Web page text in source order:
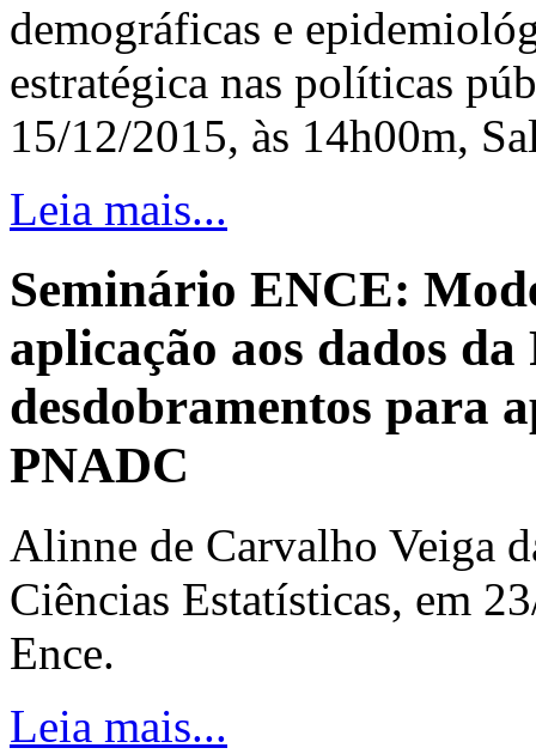
demográficas e
estratégica nas políticas
15/12/2015, às 14h00m,
Leia mais...
Seminário ENCE:
aplicação aos dados
desdobramentos para
PNADC
Alinne de Carvalho Veiga
Ciências Estatísticas, em
Ence.
Leia mais...